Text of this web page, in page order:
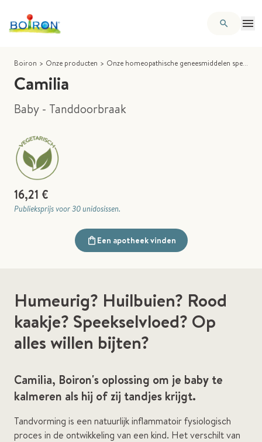
Boiron > Onze producten > Onze homeopathische geneesmiddelen specialiteiten
Camilia
Baby - Tanddoorbraak
16,21 €
Publieksprijs voor 30 unidosissen.
Een apotheek vinden
Humeurig? Huilbuien? Rood
kaakje? Speekselvloed? Op
alles willen bijten?
Camilia, Boiron's oplossing om je baby te
kalmeren als hij of zij tandjes krijgt.
Tandvorming is een natuurlijk inflammatoir fysiologisch
proces in de ontwikkeling van een kind. Het verschilt van